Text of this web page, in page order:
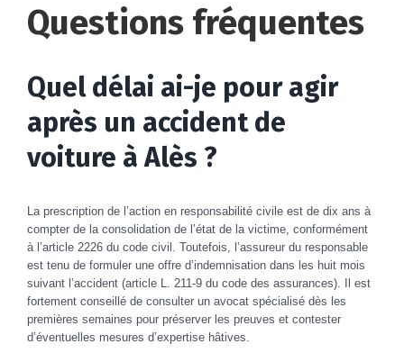
Questions fréquentes
Quel délai ai-je pour agir
après un accident de
voiture à Alès ?
La prescription de l’action en responsabilité civile est de dix ans à
compter de la consolidation de l’état de la victime, conformément
à l’article 2226 du code civil. Toutefois, l’assureur du responsable
est tenu de formuler une offre d’indemnisation dans les huit mois
suivant l’accident (article L. 211-9 du code des assurances). Il est
fortement conseillé de consulter un avocat spécialisé dès les
premières semaines pour préserver les preuves et contester
d’éventuelles mesures d’expertise hâtives.